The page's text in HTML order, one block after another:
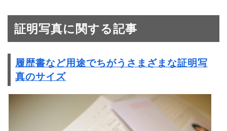
証明写真に関する記事
履歴書など用途でちがうさまざまな証明写
真のサイズ